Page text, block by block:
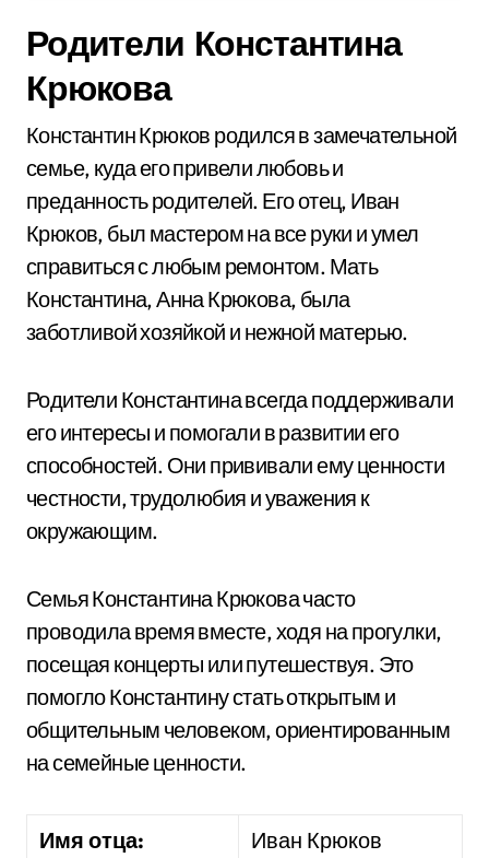
Родители Константина
Крюкова
Константин Крюков родился в замечательной
семье, куда его привели любовь и
преданность родителей. Его отец, Иван
Крюков, был мастером на все руки и умел
справиться с любым ремонтом. Мать
Константина, Анна Крюкова, была
заботливой хозяйкой и нежной матерью.
Родители Константина всегда поддерживали
его интересы и помогали в развитии его
способностей. Они прививали ему ценности
честности, трудолюбия и уважения к
окружающим.
Семья Константина Крюкова часто
проводила время вместе, ходя на прогулки,
посещая концерты или путешествуя. Это
помогло Константину стать открытым и
общительным человеком, ориентированным
на семейные ценности.
Имя отца: Иван Крюков